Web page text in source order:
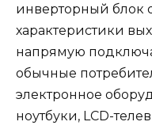
инверторный блок
характеристики
напрямую
обычные
электронное
ноутбуки, LCD-